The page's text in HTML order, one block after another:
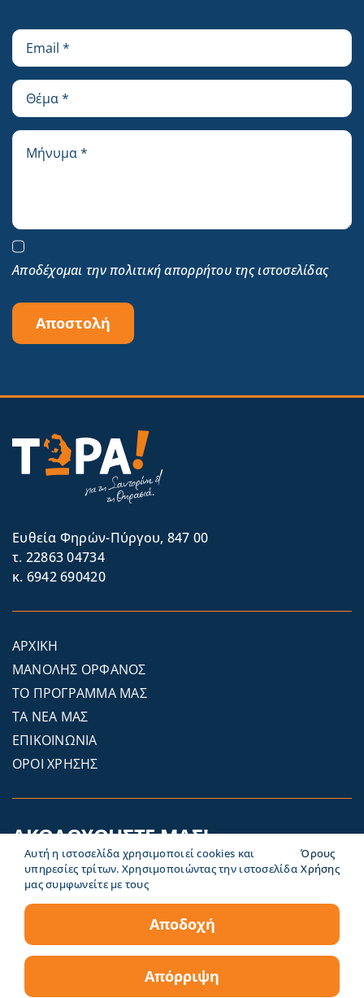
Αποδέχομαι την πολιτική απορρήτου της ιστοσελίδας
Αποστολή
Eυθεία Φηρών-Πύργου, 847 00
τ. 22863 04734
κ. 6942 690420
ΑΡΧΙΚΗ
ΜΑΝΟΛΗΣ ΟΡΦΑΝΟΣ
ΤΟ ΠΡΟΓΡΑΜΜΑ ΜΑΣ
ΤΑ ΝΕΑ ΜΑΣ
ΕΠΙΚΟΙΝΩΝΙΑ
ΟΡΟΙ ΧΡΗΣΗΣ
ΑΚΟΛΟΥΘΗΣΤΕ ΜΑΣ!
© Copyright 2026 Τώρα Σαντορίνη | by Jellyfish Artworks EZweb
Αυτή η ιστοσελίδα χρησιμοποιεί cookies και
υπηρεσίες τρίτων. Χρησιμοποιώντας την ιστοσελίδα
μας συμφωνείτε με τους
Όρους
Χρήσης
Αποδοχή
Απόρριψη